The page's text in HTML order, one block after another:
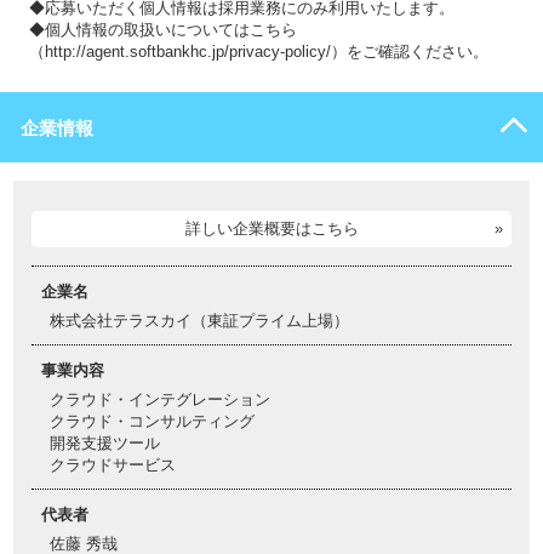
◆応募いただく個人情報は採用業務にのみ利用いたします。
◆個人情報の取扱いについてはこちら
（http://agent.softbankhc.jp/privacy-policy/）をご確認ください。
企業情報
詳しい企業概要はこちら
企業名
株式会社テラスカイ（東証プライム上場）
事業内容
クラウド・インテグレーション
クラウド・コンサルティング
開発支援ツール
クラウドサービス
代表者
佐藤 秀哉